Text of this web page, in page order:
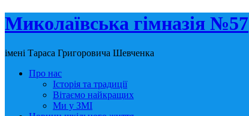
Миколаївська гімназія №57
імені Тараса Григоровича Шевченка
Про нас
Історія та традиції
Вітаємо найкращих
Ми у ЗМІ